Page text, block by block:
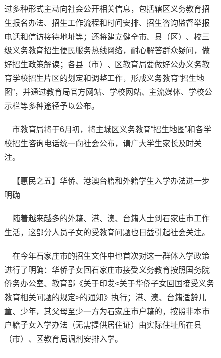
过多种形式主动向社会公开相关信息，包括辖区义务教育招
生报名办法、招生工作流程和时间安排、招生咨询监督举报
电话和信访接待地址等；还将建立健全市、县（区）、校三
级义务教育招生便民服务热线网络，耐心解答群众疑问，做
好招生政策解读；各县（市）、区教育局要做好公办义务教
育学校招生片区的划定和调整工作，形成义务教育“招生地
图”，并通过教育局官方网站、学校网站、主流媒体、学校公
示栏等多种途径予以公布。
市教育局将于6月初，将主城区义务教育“招生地图”和各学
校招生咨询电话统一向社会公布，请广大学生家长及时关
注。
【惠民之五】华侨、港澳台籍和外籍学生入学办法进一步
明确
随着越来越多的外籍、港、澳、台籍人士到石家庄市工作
生活，这部分人员子女的受教育问题也日益引起社会关注。
在今年石家庄市的招生文件中也首次对这一群体入学政策
进行了明确：华侨子女回石家庄市接受义务教育按照国务院
侨务办公室、教育部《关于印发<关于华侨子女回国接受义务
教育相关问题的规定>的通知》执行；港、澳、台籍适龄儿
童、少年，其父母至少一方为石家庄市户籍的，按照非本市
户籍子女入学办法（无需提供居住证）由实际住址所在县
（市）、区教育局调剂安排入学。